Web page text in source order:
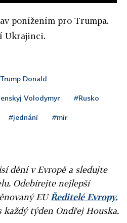
ponížením pro Trumpa.
Ukrajinci.
Donald
Volodymyr #Rusko
#jednání #mír
dění v Evropě a sledujte
Odebírejte nejlepší
EUŘeditelé Evropy.
každý týden Ondřej Houska.